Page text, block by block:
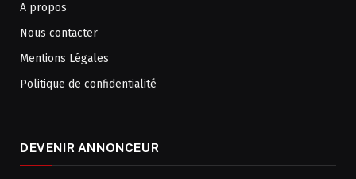
A propos
Nous contacter
Mentions Légales
Politique de confidentialité
DEVENIR ANNONCEUR